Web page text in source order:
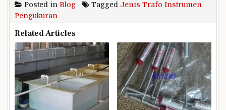
Posted in Blog Tagged Jenis Trafo Instrumen
Pengukuran
Related Articles